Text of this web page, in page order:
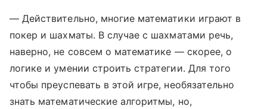
— Действительно, многие математики играют в
покер и шахматы. В случае с шахматами речь,
наверно, не совсем о математике — скорее, о
логике и умении строить стратегии. Для того
чтобы преуспевать в этой игре, необязательно
знать математические алгоритмы, но,